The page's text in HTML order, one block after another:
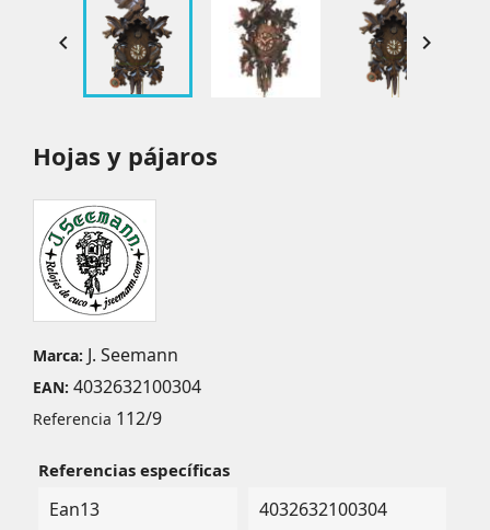
 
Hojas y pájaros
Marca: J. Seemann
EAN: 4032632100304
Referencia 112/9
Referencias específicas
Ean13 4032632100304